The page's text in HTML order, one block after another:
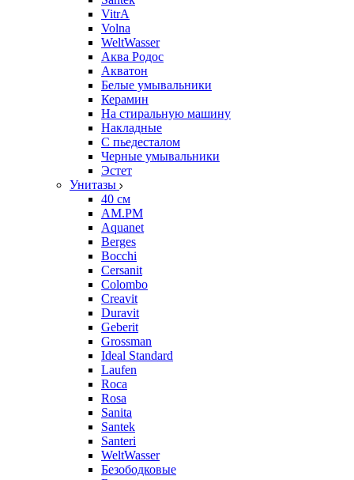
VitrA
Volna
WeltWasser
Аква Родос
Акватон
Белые умывальники
Керамин
На стиральную машину
Накладные
С пьедесталом
Черные умывальники
Эстет
Унитазы
40 см
AM.PM
Aquanet
Berges
Bocchi
Cersanit
Colombo
Creavit
Duravit
Geberit
Grossman
Ideal Standard
Laufen
Roca
Rosa
Sanita
Santek
Santeri
WeltWasser
Безободковые